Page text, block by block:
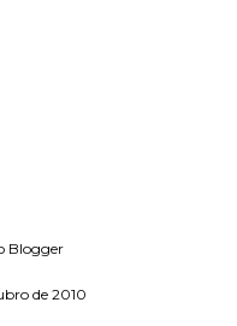
Blogger
de 2010